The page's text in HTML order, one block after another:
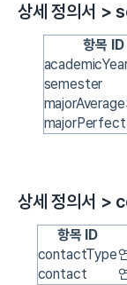
상세 정의서 >
항목 ID
semester
상세 정의서 >
항목 ID
contactType
contact